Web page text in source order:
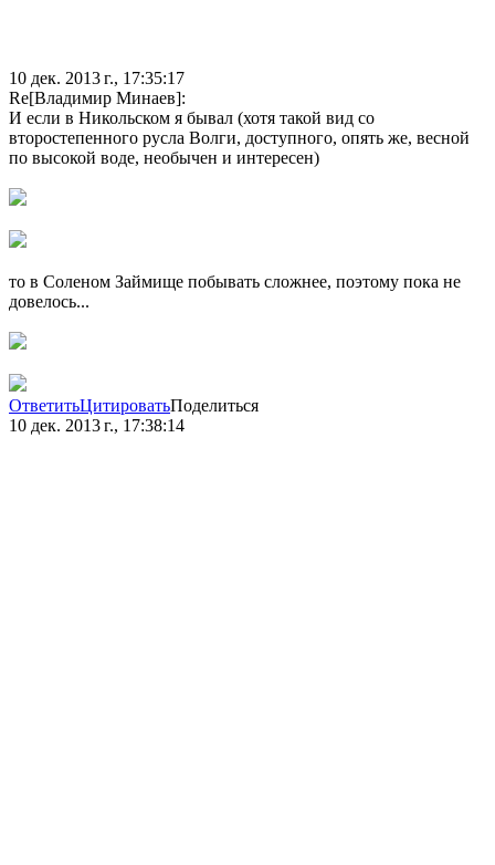
10 дек. 2013 г., 17:35:17
Re[Владимир Минаев]:
И если в Никольском я бывал (хотя такой вид со
второстепенного русла Волги, доступного, опять же, весной
по высокой воде, необычен и интересен)
то в Соленом Займище побывать сложнее, поэтому пока не
довелось...
ОтветитьЦитироватьПоделиться
10 дек. 2013 г., 17:38:14